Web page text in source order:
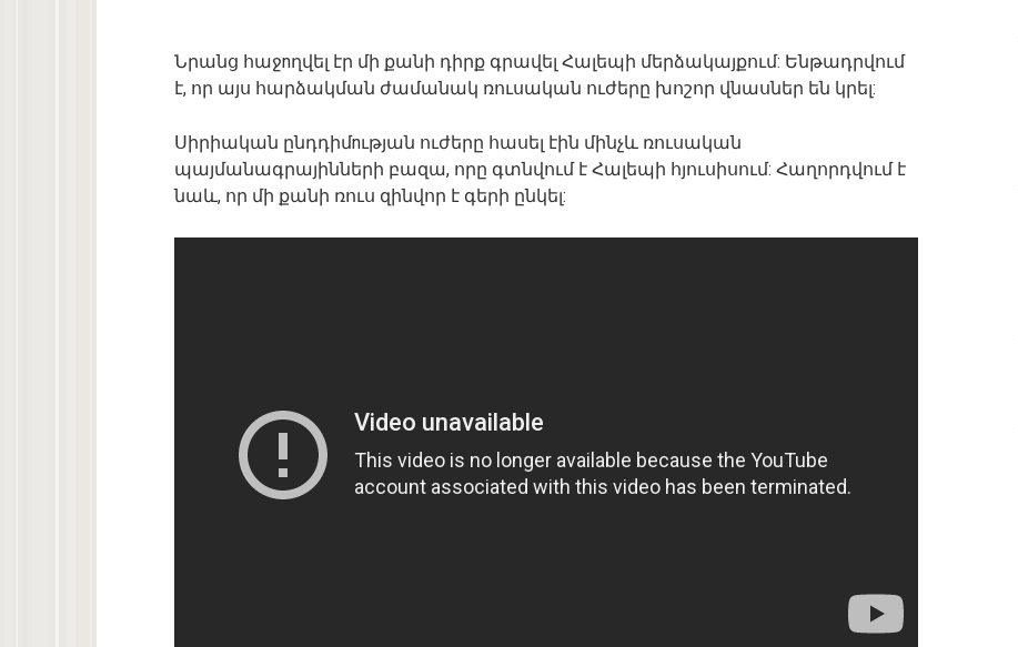
Նրանց հաջnղվել էր մի քանի դիրք գրավել Հալեպի մերձակայքում: Ենթադրվում
է, որ այս հարձակման ժամանակ ռուսական ուժերը խոշոր վնասներ են կրել:
Սիրիական ընդդիմnւթյան ուժերը հասել էին մինչև ռուսական
պայմանագրայինների բազա, որը գտնվում է Հալեպի հյուսիսում: Հաղորդվում է
նաև, որ մի քանի ռուս զինվոր է գերի ընկել: